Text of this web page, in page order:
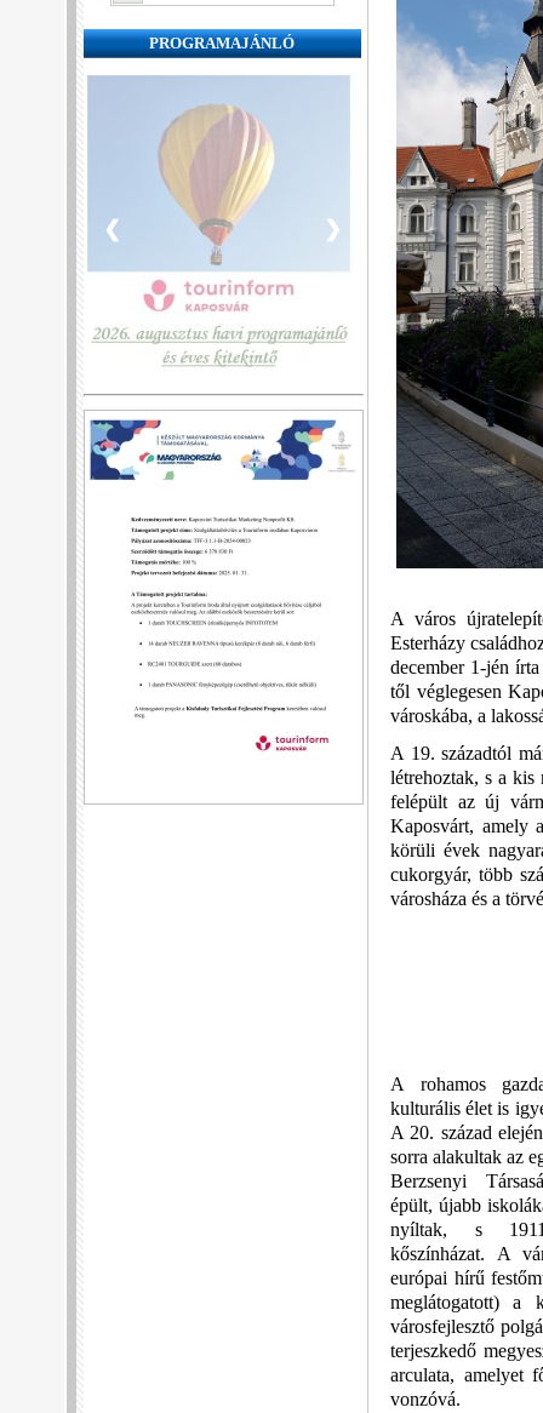
PROGRAMAJÁNLÓ
❮ ❯
A város
Esterházy
december 1-jén
től véglegesen
városkába, a
A 19. századtól
létrehoztak, s a kis
felépült az új
Kaposvárt, amely
körüli évek
cukorgyár, több
városháza és a
A rohamos
kulturális élet is
A 20. század
sorra alakultak az
Berzsenyi
épült, újabb
nyíltak, s
kőszínházat. A
európai hírű
meglátogatott) a
városfejlesztő
terjeszkedő
arculata, amelyet
vonzóvá.